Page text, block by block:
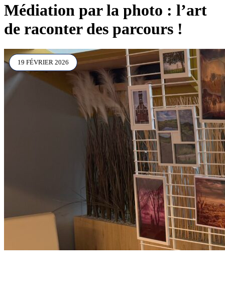
Médiation par la photo : l’art
de raconter des parcours !
19 FÉVRIER 2026